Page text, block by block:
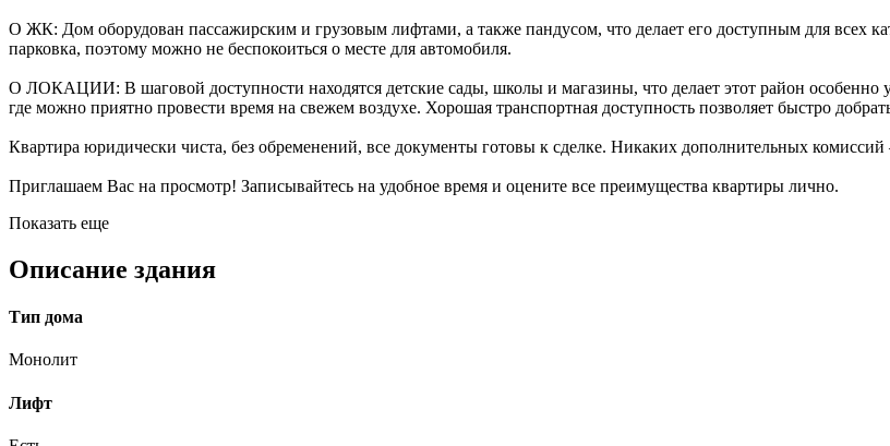
О ЖК: Дом оборудован пассажирским и грузовым лифтами, а также пандусом, что делает его доступным для всех
парковка, поэтому можно не беспокоиться о месте для автомобиля.
О ЛОКАЦИИ: В шаговой доступности находятся детские сады, школы и магазины, что делает этот район особенно
где можно приятно провести время на свежем воздухе. Хорошая транспортная доступность позволяет быстро
Квартира юридически чиста, без обременений, все документы готовы к сделке. Никаких дополнительных
Приглашаем Вас на просмотр! Записывайтесь на удобное время и оцените все преимущества квартиры лично.
Показать еще
Описание здания
Тип дома
Монолит
Лифт